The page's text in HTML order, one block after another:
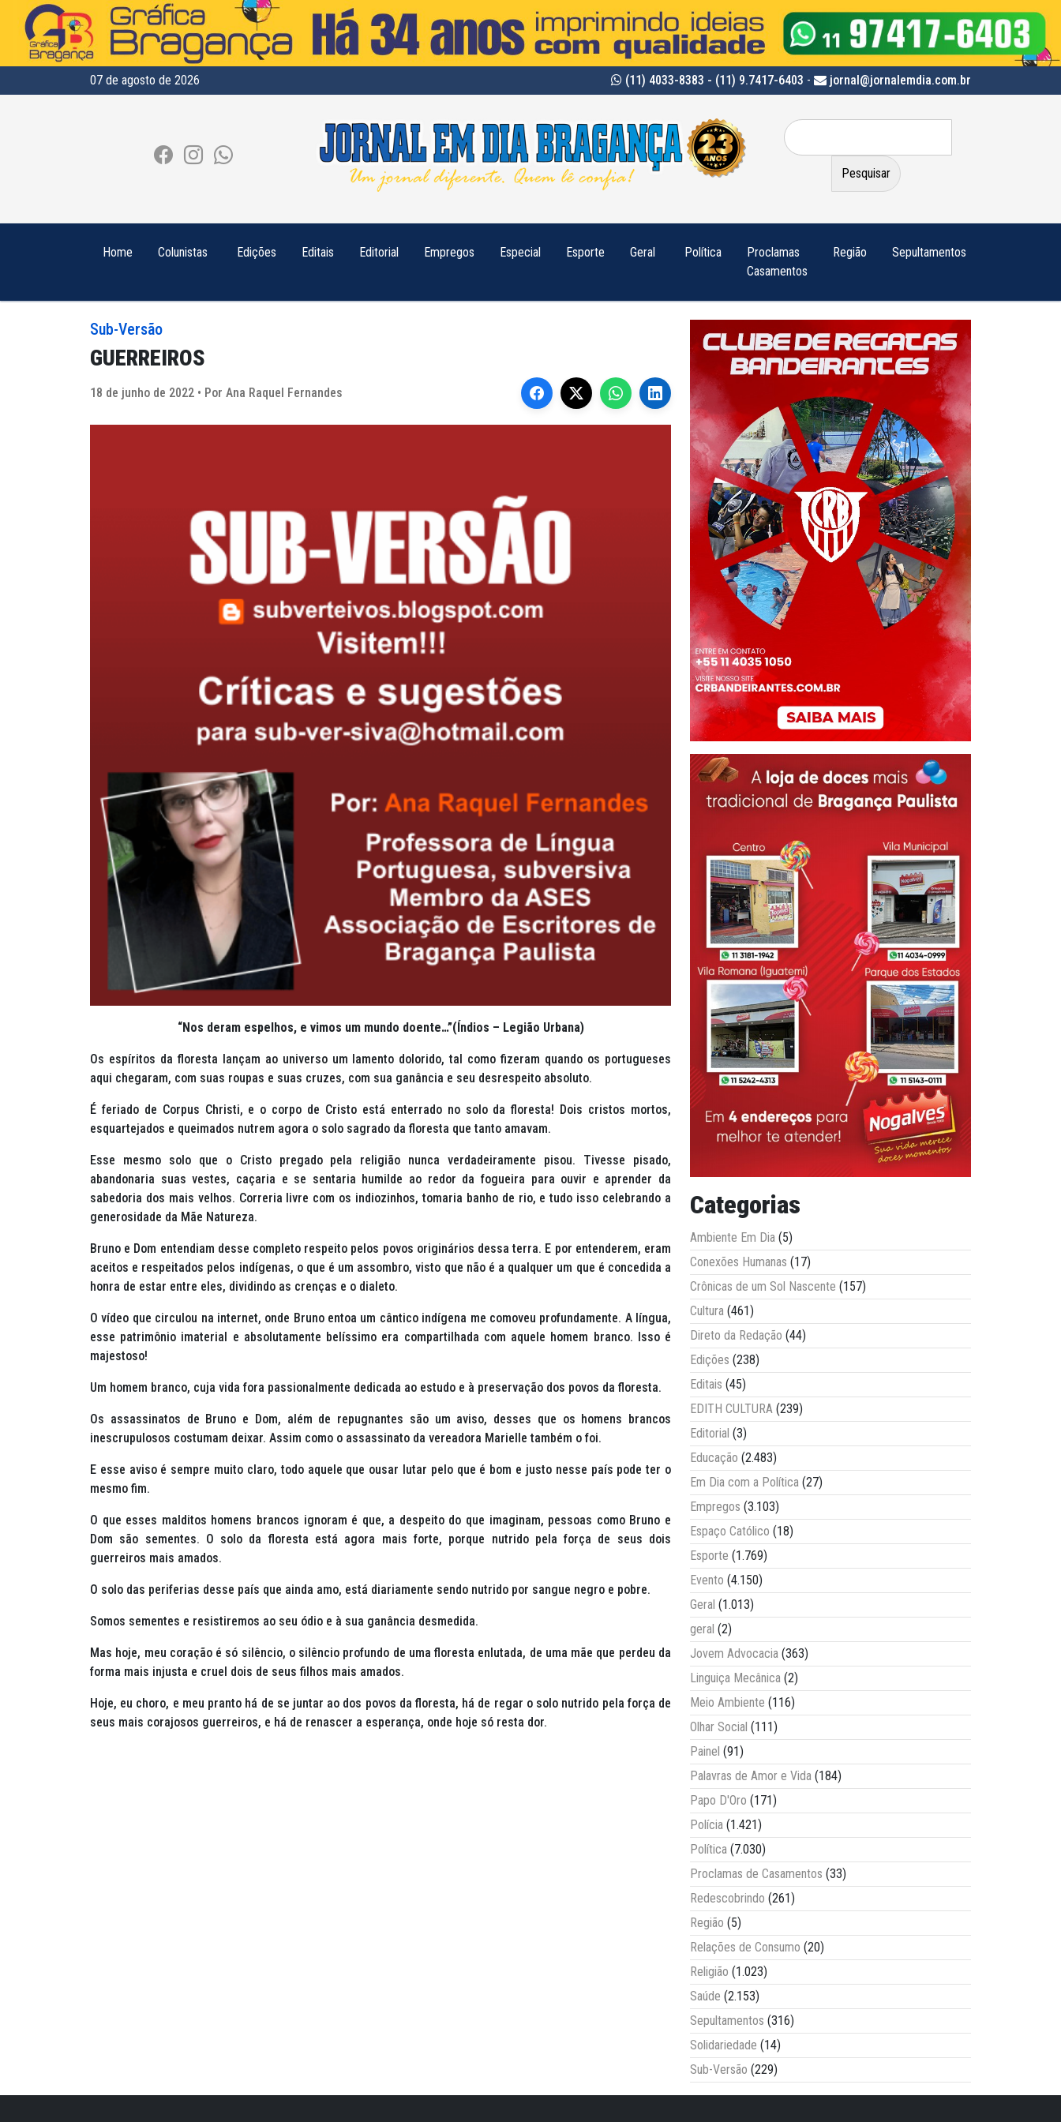
07 de agosto de 2026 (11) 4033-8383 - (11) 9.7417-6403 - jornal@jornalemdia.com.br
Pesquisar
por:
Home Colunistas Edições Editais Editorial Empregos Especial Esporte Geral Política
Proclamas
Casamentos
Região Sepultamentos
Sub-Versão
GUERREIROS
18 de junho de 2022 • Por Ana Raquel Fernandes
“Nos deram espelhos, e vimos um mundo doente…”(Índios – Legião Urbana)
Os espíritos da floresta lançam ao universo um lamento dolorido, tal como fizeram quando os portugueses
aqui chegaram, com suas roupas e suas cruzes, com sua ganância e seu desrespeito absoluto.
É feriado de Corpus Christi, e o corpo de Cristo está enterrado no solo da floresta! Dois cristos mortos,
esquartejados e queimados nutrem agora o solo sagrado da floresta que tanto amavam.
Esse mesmo solo que o Cristo pregado pela religião nunca verdadeiramente pisou. Tivesse pisado,
abandonaria suas vestes, caçaria e se sentaria humilde ao redor da fogueira para ouvir e aprender da
sabedoria dos mais velhos. Correria livre com os indiozinhos, tomaria banho de rio, e tudo isso celebrando a
generosidade da Mãe Natureza.
Bruno e Dom entendiam desse completo respeito pelos povos originários dessa terra. E por entenderem, eram
aceitos e respeitados pelos indígenas, o que é um assombro, visto que não é a qualquer um que é concedida a
honra de estar entre eles, dividindo as crenças e o dialeto.
O vídeo que circulou na internet, onde Bruno entoa um cântico indígena me comoveu profundamente. A língua,
esse patrimônio imaterial e absolutamente belíssimo era compartilhada com aquele homem branco. Isso é
majestoso!
Um homem branco, cuja vida fora passionalmente dedicada ao estudo e à preservação dos povos da floresta.
Os assassinatos de Bruno e Dom, além de repugnantes são um aviso, desses que os homens brancos
inescrupulosos costumam deixar. Assim como o assassinato da vereadora Marielle também o foi.
E esse aviso é sempre muito claro, todo aquele que ousar lutar pelo que é bom e justo nesse país pode ter o
mesmo fim.
O que esses malditos homens brancos ignoram é que, a despeito do que imaginam, pessoas como Bruno e
Dom são sementes. O solo da floresta está agora mais forte, porque nutrido pela força de seus dois
guerreiros mais amados.
O solo das periferias desse país que ainda amo, está diariamente sendo nutrido por sangue negro e pobre.
Somos sementes e resistiremos ao seu ódio e à sua ganância desmedida.
Mas hoje, meu coração é só silêncio, o silêncio profundo de uma floresta enlutada, de uma mãe que perdeu da
forma mais injusta e cruel dois de seus filhos mais amados.
Hoje, eu choro, e meu pranto há de se juntar ao dos povos da floresta, há de regar o solo nutrido pela força de
seus mais corajosos guerreiros, e há de renascer a esperança, onde hoje só resta dor.
Categorias
Ambiente Em Dia (5)
Conexões Humanas (17)
Crônicas de um Sol Nascente (157)
Cultura (461)
Direto da Redação (44)
Edições (238)
Editais (45)
EDITH CULTURA (239)
Editorial (3)
Educação (2.483)
Em Dia com a Política (27)
Empregos (3.103)
Espaço Católico (18)
Esporte (1.769)
Evento (4.150)
Geral (1.013)
geral (2)
Jovem Advocacia (363)
Linguiça Mecânica (2)
Meio Ambiente (116)
Olhar Social (111)
Painel (91)
Palavras de Amor e Vida (184)
Papo D'Oro (171)
Polícia (1.421)
Política (7.030)
Proclamas de Casamentos (33)
Redescobrindo (261)
Região (5)
Relações de Consumo (20)
Religião (1.023)
Saúde (2.153)
Sepultamentos (316)
Solidariedade (14)
Sub-Versão (229)